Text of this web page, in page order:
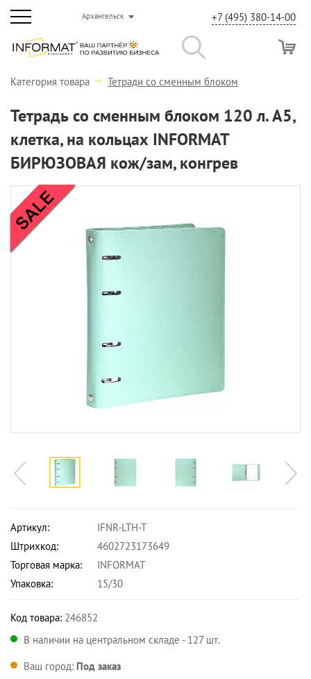
Архангельск +7 (495) 380-14-00
Категория товара Тетради со сменным блоком
Тетрадь со сменным блоком 120 л. А5,
клетка, на кольцах INFORMAT
БИРЮЗОВАЯ кож/зам, конгрев
Артикул:
IFNR-LTH-T
Штрихкод:
4602723173649
Торговая марка:
INFORMAT
Упаковка:
15/30
Код товара: 246852
В наличии на центральном складе - 127 шт.
Ваш город: Под заказ